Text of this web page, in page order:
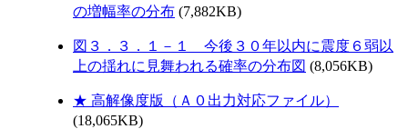
の増幅率の分布 (7,882KB)
図３．３．１－１ 今後３０年以内に震度６弱以
上の揺れに見舞われる確率の分布図 (8,056KB)
★ 高解像度版（Ａ０出力対応ファイル）
(18,065KB)